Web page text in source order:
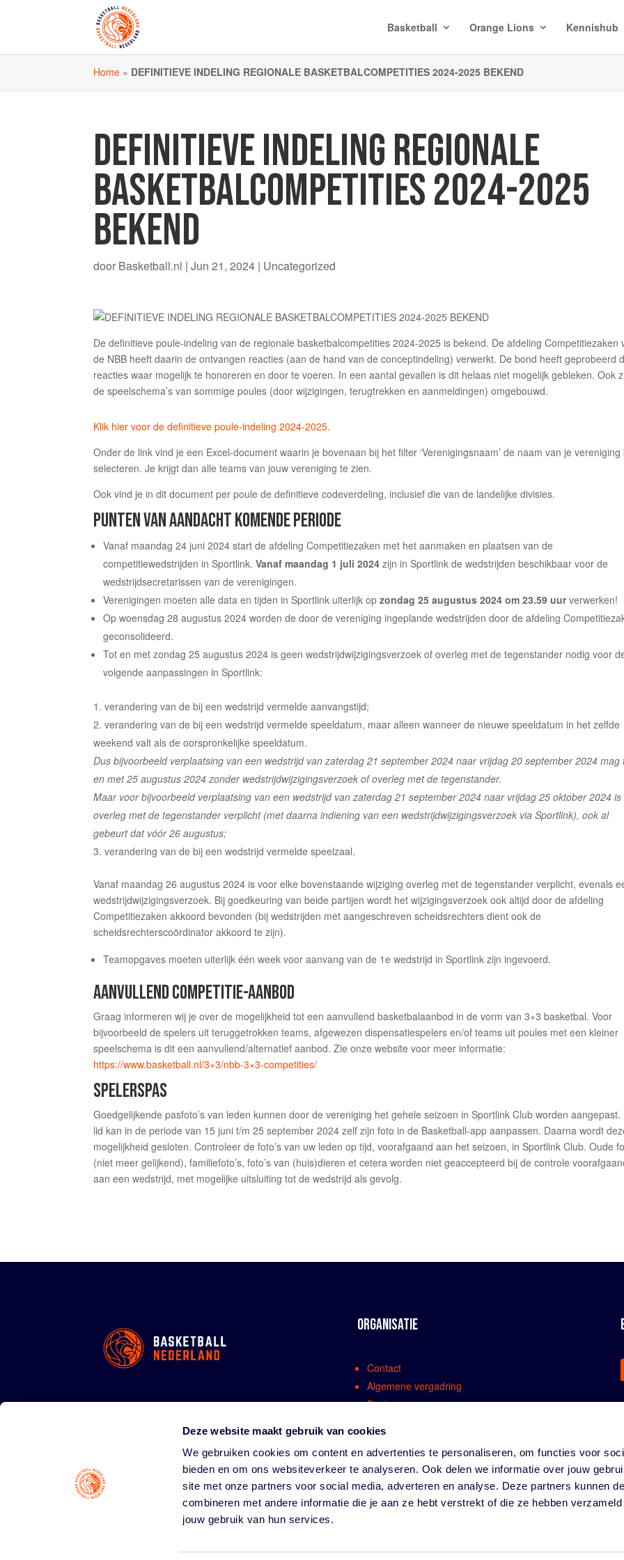
Deze website maakt gebruik van cookies
We gebruiken cookies om content en advertenties te personaliseren, om functies voor
bieden en om ons websiteverkeer te analyseren. Ook delen we informatie over jouw
site met onze partners voor social media, adverteren en analyse. Deze partners kunnen
combineren met andere informatie die je aan ze hebt verstrekt of die ze hebben
jouw gebruik van hun services.
Basketball Orange Lions Kennishub
Home » DEFINITIEVE INDELING REGIONALE BASKETBALCOMPETITIES 2024-2025 BEKEND
DEFINITIEVE INDELING REGIONALE
BASKETBALCOMPETITIES 2024-2025
BEKEND
door Basketball.nl |Jun 21, 2024 | Uncategorized
De definitieve poule-indeling van de regionale basketbalcompetities 2024-2025 is bekend. De afdeling Competitiezaken
de NBB heeft daarin de ontvangen reacties (aan de hand van de conceptindeling) verwerkt. De bond heeft geprobeerd
reacties waar mogelijk te honoreren en door te voeren. In een aantal gevallen is dit helaas niet mogelijk gebleken. Ook
de speelschema’s van sommige poules (door wijzigingen, terugtrekken en aanmeldingen) omgebouwd.
Klik hier voor de definitieve poule-indeling 2024-2025.
Onder de link vind je een Excel-document waarin je bovenaan bij het filter ‘Verenigingsnaam’ de naam van je vereniging
selecteren. Je krijgt dan alle teams van jouw vereniging te zien.
Ook vind je in dit document per poule de definitieve codeverdeling, inclusief die van de landelijke divisies.
PUNTEN VAN AANDACHT KOMENDE PERIODE
Vanaf maandag 24 juni 2024 start de afdeling Competitiezaken met het aanmaken en plaatsen van de
competitiewedstrijden in Sportlink.Vanaf maandag 1 juli 2024 zijn in Sportlink de wedstrijden beschikbaar voor de
wedstrijdsecretarissen van de verenigingen.
Verenigingen moeten alle data en tijden in Sportlink uiterlijk opzondag 25 augustus 2024 om 23.59 uurverwerken!
Op woensdag 28 augustus 2024 worden de door de vereniging ingeplande wedstrijden door de afdeling
geconsolideerd.
Tot en met zondag 25 augustus 2024 is geen wedstrijdwijzigingsverzoek of overleg met de tegenstander nodig voor
volgende aanpassingen in Sportlink:
verandering van de bij een wedstrijd vermelde aanvangstijd;
verandering van de bij een wedstrijd vermelde speeldatum, maar alleen wanneer de nieuwe speeldatum in het zelfde
weekend valt als de oorspronkelijke speeldatum.
Dus bijvoorbeeld verplaatsing van een wedstrijd van zaterdag 21 september 2024 naar vrijdag 20 september 2024 mag
en met 25 augustus 2024 zonder wedstrijdwijzigingsverzoek of overleg met de tegenstander.
Maar voor bijvoorbeeld verplaatsing van een wedstrijd van zaterdag 21 september 2024 naar vrijdag 25 oktober 2024 is
overleg met de tegenstander verplicht (met daarna indiening van een wedstrijdwijzigingsverzoek via Sportlink), ook al
gebeurt dat vóór 26 augustus;
verandering van de bij een wedstrijd vermelde speelzaal.
Vanaf maandag 26 augustus 2024 is voor elke bovenstaande wijziging overleg met de tegenstander verplicht, evenals
wedstrijdwijzigingsverzoek. Bij goedkeuring van beide partijen wordt het wijzigingsverzoek ook altijd door de afdeling
Competitiezaken akkoord bevonden (bij wedstrijden met aangeschreven scheidsrechters dient ook de
scheidsrechterscoördinator akkoord te zijn).
Teamopgaves moeten uiterlijk één week voor aanvang van de 1e wedstrijd in Sportlink zijn ingevoerd.
AANVULLEND COMPETITIE-AANBOD
Graag informeren wij je over de mogelijkheid tot een aanvullend basketbalaanbod in de vorm van 3×3 basketbal. Voor
bijvoorbeeld de spelers uit teruggetrokken teams, afgewezen dispensatiespelers en/of teams uit poules met een kleiner
speelschema is dit een aanvullend/alternatief aanbod. Zie onze website voor meer informatie:
https://www.basketball.nl/3×3/nbb-3×3-competities/
SPELERSPAS
Goedgelijkende pasfoto’s van leden kunnen door de vereniging het gehele seizoen in Sportlink Club worden aangepast.
lid kan in de periode van 15 juni t/m 25 september 2024 zelf zijn foto in de Basketball-app aanpassen. Daarna wordt
mogelijkheid gesloten. Controleer de foto’s van uw leden op tijd, voorafgaand aan het seizoen, in Sportlink Club. Oude
(niet meer gelijkend), familiefoto’s, foto’s van (huis)dieren et cetera worden niet geaccepteerd bij de controle
aan een wedstrijd, met mogelijke uitsluiting tot de wedstrijd als gevolg.
ORGANISATIE
Contact
Algemene vergadring
Bestuur
Bondsreglementen
Klachtenregeling
Partners
Vacatures